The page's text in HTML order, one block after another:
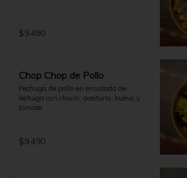
$9.490
Chop Chop de Pollo
Pechuga de pollo en ensalada de
lechuga con choclo, aceituna, huevo y
tomate
$9.490